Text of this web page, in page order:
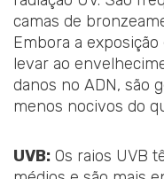
camas de
Embora a
levar ao
danos no ADN, são
menos nocivos do
UVB: Os raios UVB